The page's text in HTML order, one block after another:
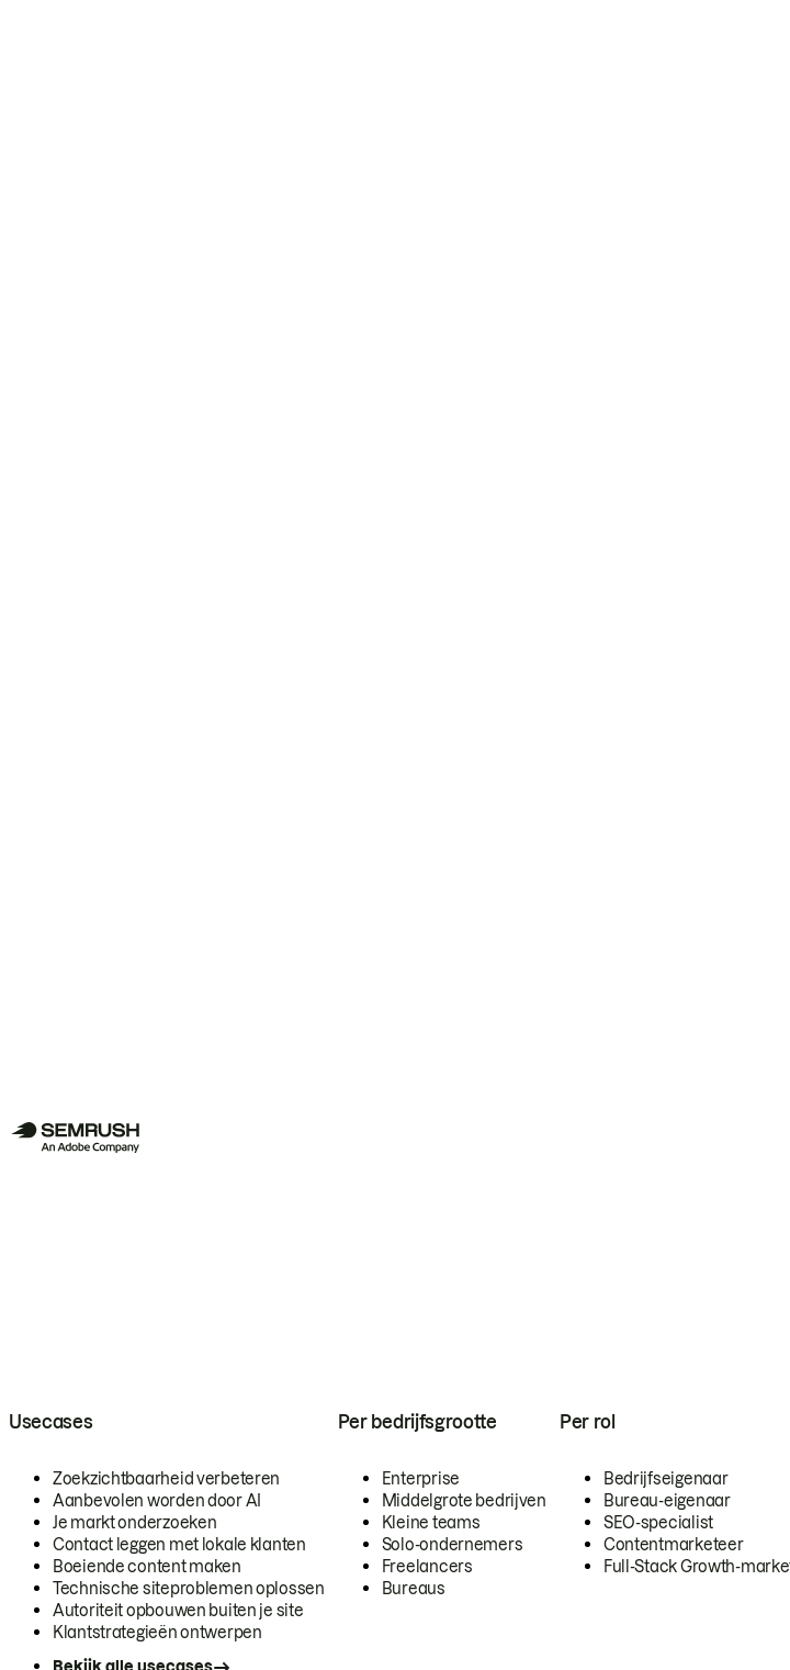
Usecases
Zoekzichtbaarheid verbeteren
Aanbevolen worden door AI
Je markt onderzoeken
Contact leggen met lokale klanten
Boeiende content maken
Technische siteproblemen oplossen
Autoriteit opbouwen buiten je site
Klantstrategieën ontwerpen
Per bedrijfsgrootte
Enterprise
Middelgrote bedrijven
Kleine teams
Solo-ondernemers
Freelancers
Bureaus
Per rol
Bedrijfseigenaar
Bureau-eigenaar
SEO-specialist
Contentmarketeer
Full-Stack Growth-